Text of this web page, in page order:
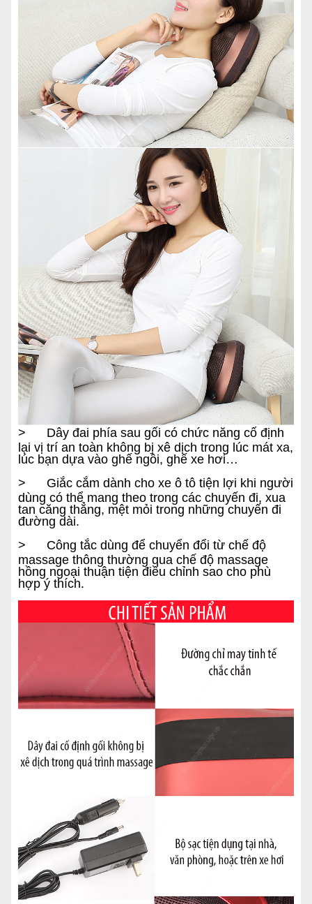
> Dây đai phía sau gối có chức năng cố định
lại vị trí an toàn không bị xê dịch trong lúc mát xa,
lúc bạn dựa vào ghế ngồi, ghế xe hơi…
> Giắc cắm dành cho xe ô tô tiện lợi khi người
dùng có thể mang theo trong các chuyến đi, xua
tan căng thẳng, mệt mỏi trong những chuyến đi
đường dài.
> Công tắc dùng để chuyển đổi từ chế độ
massage thông thường qua chế độ massage
hồng ngoại thuận tiện điều chỉnh sao cho phù
hợp ý thích.